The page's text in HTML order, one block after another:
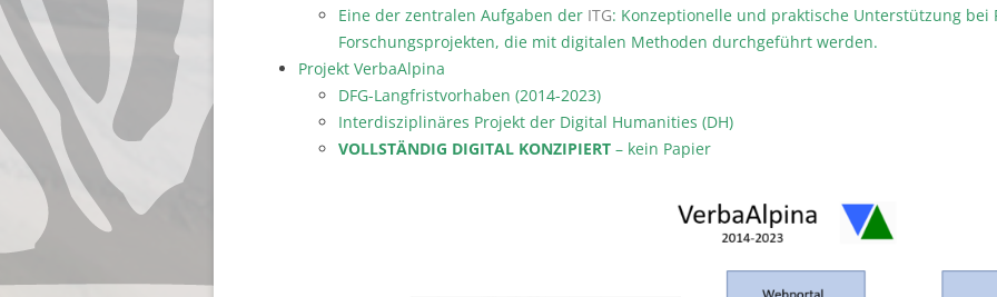
Eine der zentralen Aufgaben der ITG: Konzeptionelle und praktische Unterstützung
Forschungsprojekten, die mit digitalen Methoden durchgeführt werden.
Projekt VerbaAlpina
DFG-Langfristvorhaben (2014-2023)
Interdisziplinäres Projekt der Digital Humanities (DH)
VOLLSTÄNDIG DIGITAL KONZIPIERT – kein Papier